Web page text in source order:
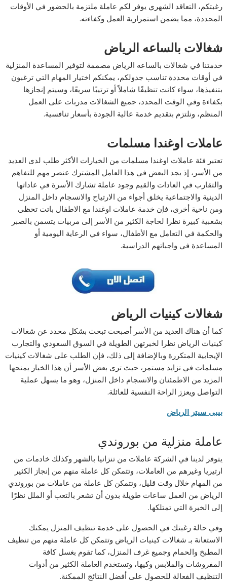
رغبتكم، التعاقد الشهري يوفر لكم عاملة ملتزمة بالحضور في الأوقات
المحددة، مما يضمن استمرارية العمل وكفاءته.
شغالات بالساعه الرياض
خدمتنا في شغالات بالساعه الرياض مصممة لتوفير المساعدة المنزلية
في أوقات محددة تناسب جدولكم، يمكنكم اختيار المهام التي ترغبون
بتنفيذها، سواء كانت تنظيفًا شاملاً أو ترتيبًا سريعًا، وسيتم إنجازها
بكفاءة وفي الوقت المحدد، جميع الشغالات مدربات على العمل
المنظم، ونلتزم بتقديم خدمة عالية الجودة بأسعار تنافسية.
عاملات اوغندا مسلمات
تعتبر فئة عاملات اوغندا مسلمات من الخيارات الأكثر طلب لدى العديد
من الأسر، إذ يجد البعض في هذا العامل المشترك عنصر مهم للتفاهم
والتقارب في العادات والقيم وجود عاملة تشارك الأسرة في عاداتها
الدينية والاجتماعية يخلق أجواء من الارتياح والانسجام داخل المنزل
ومن ناحية أخرى، فإن خدمة عاملات اوغندا مع الاطفال باتت تحظى
بشعبية كبيرة نظرا لحاجة الكثير من الأسر إلى مربيات يتسمن بالصبر
والحكمة في التعامل مع الأطفال، سواء في الرعاية اليومية أو
المساعدة في واجباتهم الدراسية.
شغالات كينيات الرياض
كما أن هناك العديد من الأسر أصبحت تبحث بشكل محدد عن شغالات
كينيات الرياض نظرا لخبرتهن الطويلة في السوق السعودي والتجارب
الإيجابية المتكررة وبالإضافة إلى ذلك، فإن الطلب على شغالات كينيات
مسلمات في تزايد مستمر، حيث ترى بعض الأسر أن هذا الخيار يمنحها
المزيد من الاطمئنان والانسجام داخل المنزل، وهو ما يسهل عملية
التواصل ويعزز الراحة النفسية للعائلة.
بيبى سيتر الرياض
عاملة منزلية من بوروندي
يتوفر لدينا في الشركة عاملات من تنزانيا بالشهر وكذلك خادمات من
ارتيريا وغيرهم من العاملات، وتتمكن كل عاملة منهم من إنجاز الكثير
من المهام خلال وقت قليل، وتتمكن كل عاملة من عاملات من بوروندي
الرياض من العمل ساعات طويلة بدون أن تشعر بالتعب أو الملل نظرًا
إلى الخبرة التي تمتلكها.
وفي حالة رغبتك في الحصول على خدمة تنظيف المنزل يمكنك
الاستعانة بـ شغالات كينيات الرياض وتتمكن كل عاملة منهم من تنظيف
المطبخ والحمام وجميع غرف المنزل، كما تقوم بغسل كافة
المفروشات والملابس وكيها، وتستخدم العاملة الكثير من أدوات
التنظيف الفعالة للحصول على أفضل النتائج الممكنة.